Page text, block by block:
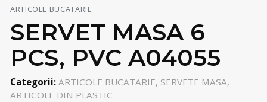
ARTICOLE BUCATARIE
SERVET MASA 6
PCS, PVC A04055
Categorii: ARTICOLE BUCATARIE, SERVETE MASA,
ARTICOLE DIN PLASTIC